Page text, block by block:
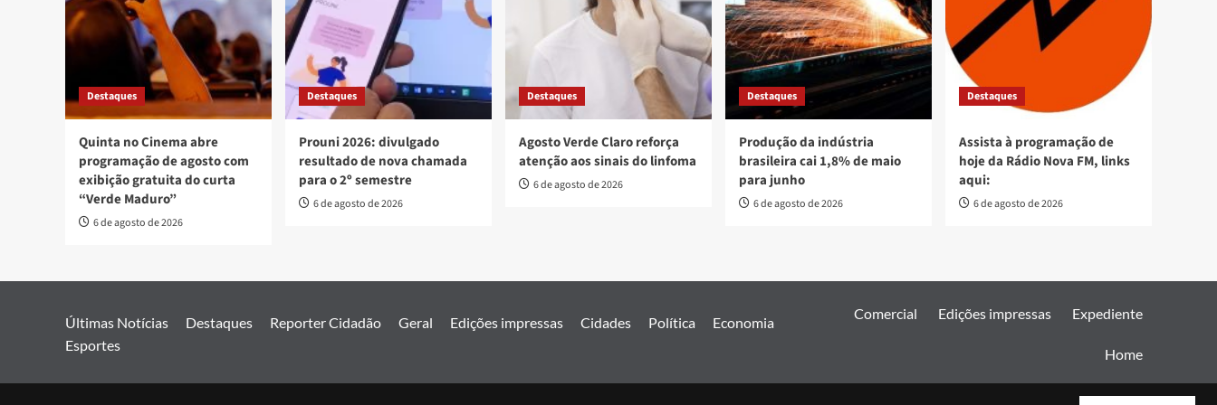
Destaques
Quinta no Cinema abre
programação de agosto com
exibição gratuita do curta
“Verde Maduro”
6 de agosto de 2026
Destaques
Prouni 2026: divulgado
resultado de nova chamada
para o 2º semestre
6 de agosto de 2026
Destaques
Agosto Verde Claro reforça
atenção aos sinais do linfoma
6 de agosto de 2026
Destaques
Produção da indústria
brasileira cai 1,8% de maio
para junho
6 de agosto de 2026
Destaques
Assista à programação de
hoje da Rádio Nova FM, links
aqui:
6 de agosto de 2026
Últimas Notícias Destaques Reporter Cidadão Geral Edições impressas Cidades Política
Economia
Esportes
Comercial Edições impressas Expediente
Home